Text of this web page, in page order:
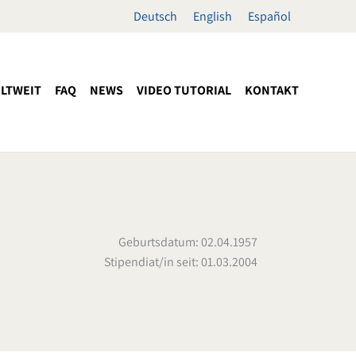
Deutsch English Español
FAQ NEWS VIDEO TUTORIAL KONTAKT
Geburtsdatum: 02.04.1957
Stipendiat/in seit: 01.03.2004